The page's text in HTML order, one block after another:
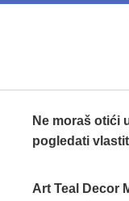
Ne moraš otići
pogledati
Art Teal Decor